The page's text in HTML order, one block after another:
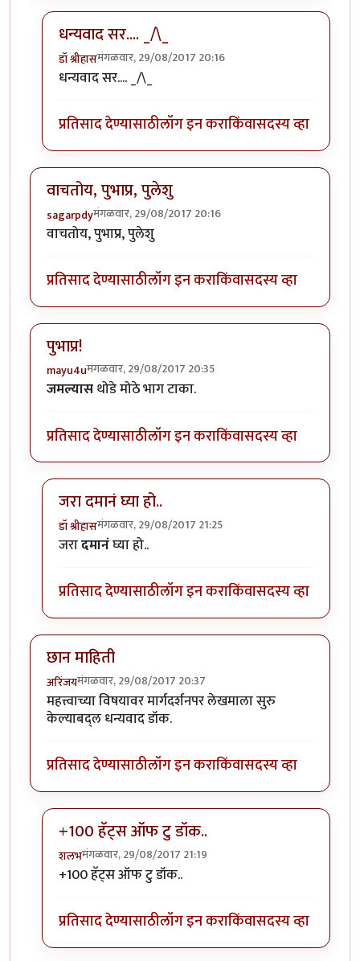
धन्यवाद सर.... _/\_
डॉ श्रीहासमंगळवार, 29/08/2017 20:16
In reply toउत्तम लेख मालिका..
धन्यवाद सर.... _/\_
प्रतिसाद देण्यासाठीलॉग इन कराकिंवासदस्य व्हा
वाचतोय, पुभाप्र, पुलेशु
sagarpdyमंगळवार, 29/08/2017 20:16
वाचतोय, पुभाप्र, पुलेशु
प्रतिसाद देण्यासाठीलॉग इन कराकिंवासदस्य व्हा
पुभाप्र!
mayu4uमंगळवार, 29/08/2017 20:35
जमल्यासथोडे मोठे भाग टाका.
प्रतिसाद देण्यासाठीलॉग इन कराकिंवासदस्य व्हा
जरा दमानं घ्या हो..
डॉ श्रीहासमंगळवार, 29/08/2017 21:25
In reply toपुभाप्र!
जरादमानंघ्या हो..
प्रतिसाद देण्यासाठीलॉग इन कराकिंवासदस्य व्हा
छान माहिती
अरिंजयमंगळवार, 29/08/2017 20:37
महत्त्वाच्या विषयावर मार्गदर्शनपर लेखमाला सुरु
केल्याबद्ल धन्यवाद डॉक.
प्रतिसाद देण्यासाठीलॉग इन कराकिंवासदस्य व्हा
+100 हॅट्स ऑफ टु डॉक..
शलभमंगळवार, 29/08/2017 21:19
In reply toछान माहितीby
+100 हॅट्स ऑफ टु डॉक..
प्रतिसाद देण्यासाठीलॉग इन कराकिंवासदस्य व्हा